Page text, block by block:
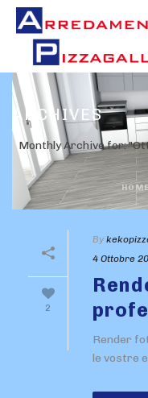
ARCHIVES
Monthly Archive for:
HOME
2
By
4 Ottobre
Render
le vostre